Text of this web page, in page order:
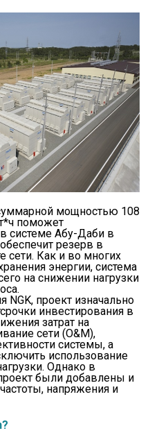
мощностью 108
поможет
системе Абу-Даби в
резерв в
сети. Как и во многих
энергии, система
на снижении нагрузки
NGK, проект изначально
инвестирования в
затрат на
сети (O&M),
системы, а
использование
Однако в
были добавлены и
напряжения и